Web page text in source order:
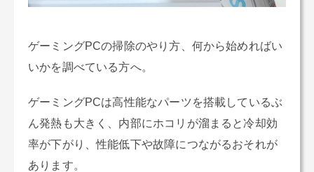
ゲーミングPCの掃除のやり方、何から始めればい
いかを調べている方へ。
ゲーミングPCは高性能なパーツを搭載しているぶ
ん発熱も大きく、内部にホコリが溜まると冷却効
率が下がり、性能低下や故障につながるおそれが
あります。